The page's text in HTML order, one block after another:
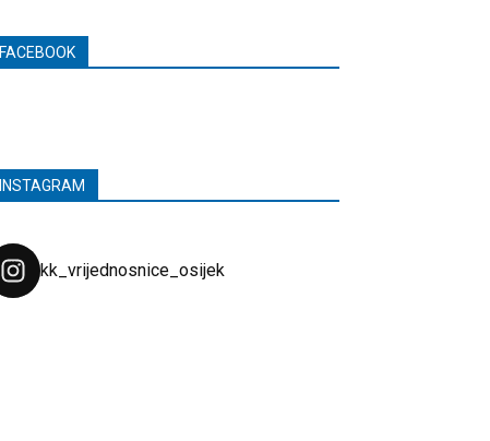
FACEBOOK
INSTAGRAM
kk_vrijednosnice_osijek